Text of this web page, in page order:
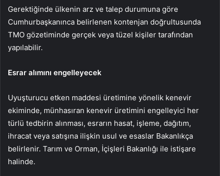
Gerektiğinde ülkenin arz ve talep durumuna göre
Cumhurbaşkanınca belirlenen kontenjan doğrultusunda
TMO gözetiminde gerçek veya tüzel kişiler tarafından
yapılabilir.
Esrar alımını engelleyecek
Uyuşturucu etken maddesi üretimine yönelik kenevir
ekiminde, münhasıran kenevir üretimini engelleyici her
türlü tedbirin alınması, esrarın hasat, işleme, dağıtım,
ihracat veya satışına ilişkin usul ve esaslar Bakanlıkça
belirlenir. Tarım ve Orman, İçişleri Bakanlığı ile istişare
halinde.